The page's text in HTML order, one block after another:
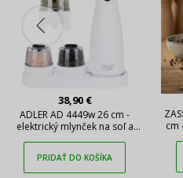
38,90 €
ADLER AD 4449w 26 cm -
elektrický mlynček na soľ a
PRIDAŤ DO KOŠÍKA
cm